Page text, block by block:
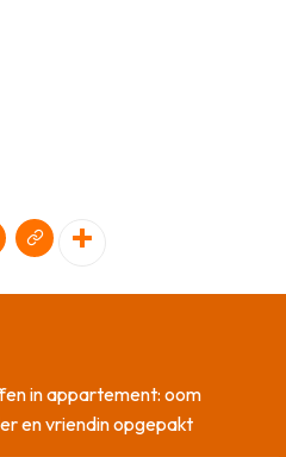
in appartement: oom
en vriendin opgepakt